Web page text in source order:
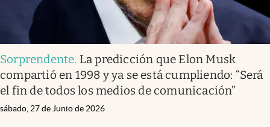
Sorprendente. La predicción que Elon Musk
compartió en 1998 y ya se está cumpliendo: “Será
el fin de todos los medios de comunicación”
sábado, 27 de Junio de 2026